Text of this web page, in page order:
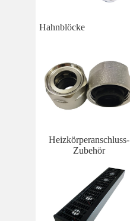
Hahnblöcke
Heizkörperanschluss-
Zubehör